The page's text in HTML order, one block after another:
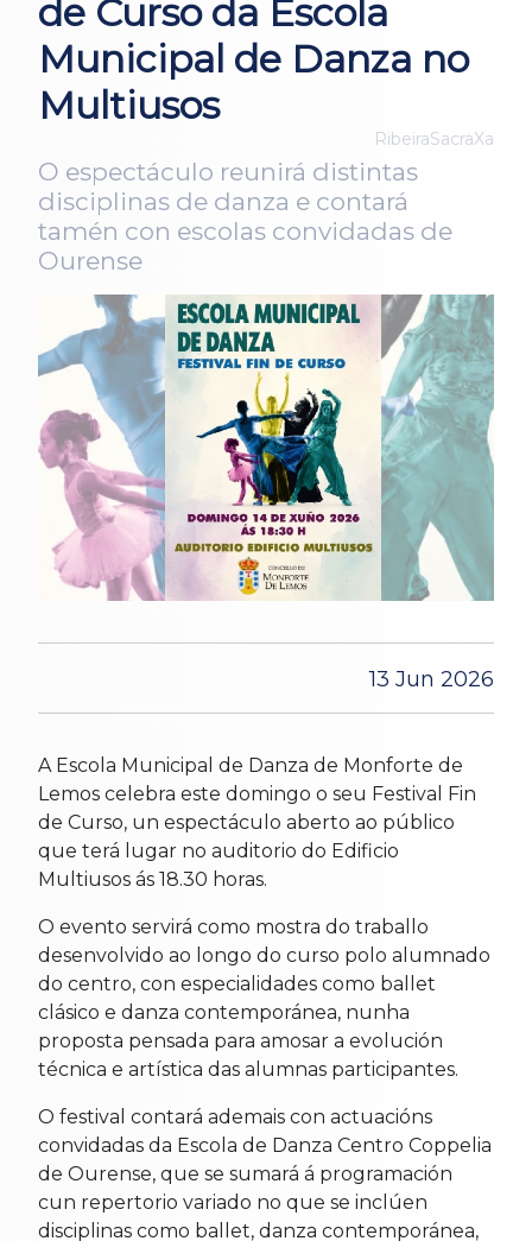
de Curso da Escola
Municipal de Danza no
Multiusos
RibeiraSacraXa
O espectáculo reunirá distintas
disciplinas de danza e contará
tamén con escolas convidadas de
Ourense
13 Jun 2026
A Escola Municipal de Danza de Monforte de
Lemos celebra este domingo o seu Festival Fin
de Curso, un espectáculo aberto ao público
que terá lugar no auditorio do Edificio
Multiusos ás 18.30 horas.
O evento servirá como mostra do traballo
desenvolvido ao longo do curso polo alumnado
do centro, con especialidades como ballet
clásico e danza contemporánea, nunha
proposta pensada para amosar a evolución
técnica e artística das alumnas participantes.
O festival contará ademais con actuacións
convidadas da Escola de Danza Centro Coppelia
de Ourense, que se sumará á programación
cun repertorio variado no que se inclúen
disciplinas como ballet, danza contemporánea,